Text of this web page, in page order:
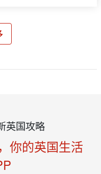
英国攻略
你的英国生活